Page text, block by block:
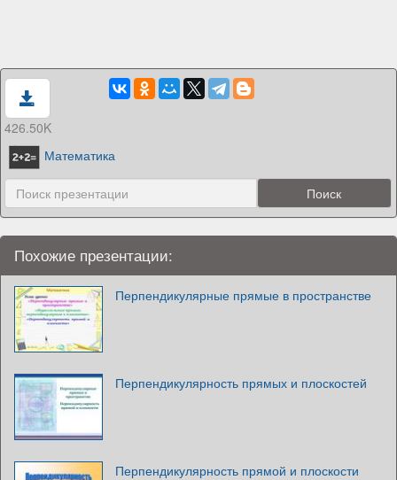
426.50K
Математика
Похожие презентации:
Перпендикулярные прямые в пространстве
Перпендикулярность прямых и плоскостей
Перпендикулярность прямой и плоскости